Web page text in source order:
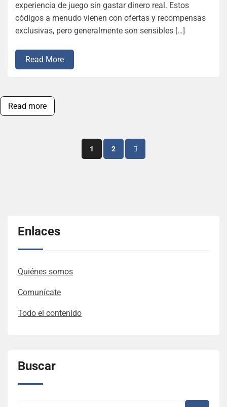
experiencia de juego sin gastar dinero real. Estos
códigos a menudo vienen con ofertas y recompensas
exclusivas, pero generalmente son sensibles […]
Read More
Read more
Posts
1 2
Enlaces
Quiénes somos
Comunícate
Todo el contenido
Buscar